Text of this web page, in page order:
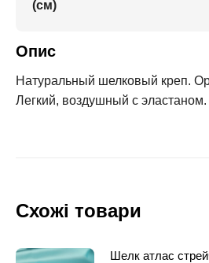
(см)
Опис
Натуральный шелковый креп.
Легкий, воздушный с эластаном.
Схожі товари
Шелк атлас